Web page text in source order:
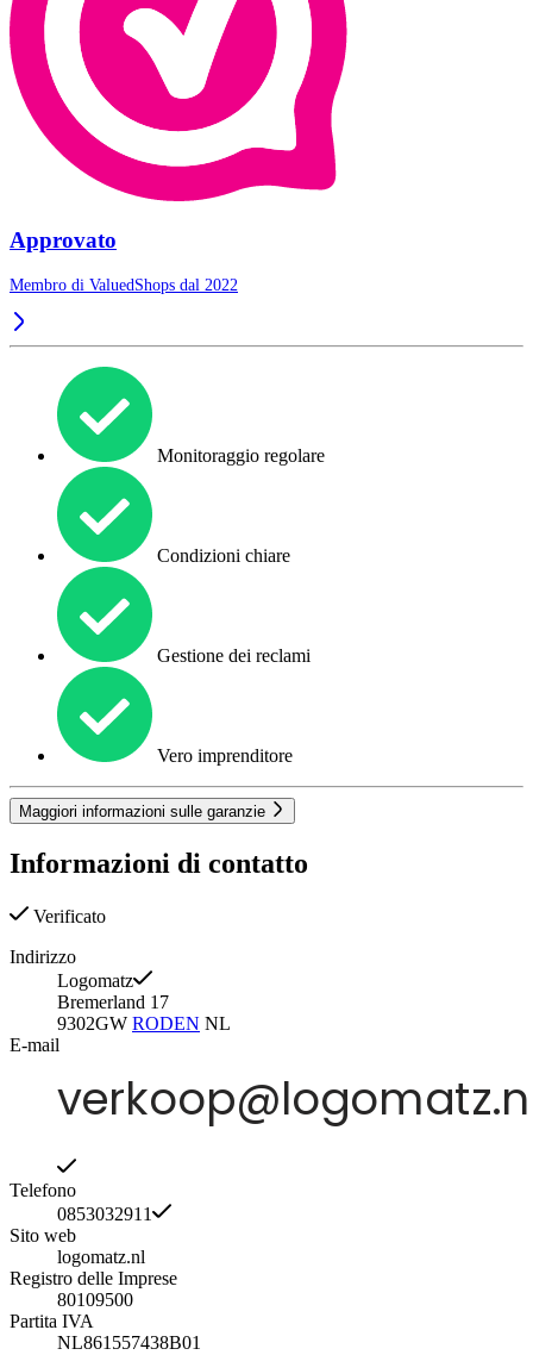
Approvato
Membro di ValuedShops dal 2022
Monitoraggio regolare
Condizioni chiare
Gestione dei reclami
Vero imprenditore
Maggiori informazioni sulle garanzie
Informazioni di contatto
Verificato
Indirizzo
Logomatz
Bremerland 17
9302GW RODEN NL
E-mail
Telefono
0853032911
Sito web
logomatz.nl
Registro delle Imprese
80109500
Partita IVA
NL861557438B01